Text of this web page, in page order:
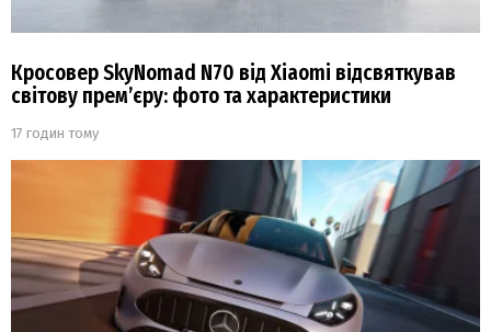
Кросовер SkyNomad N70 від Xiaomi відсвяткував
світову прем’єру: фото та характеристики
17 годин тому